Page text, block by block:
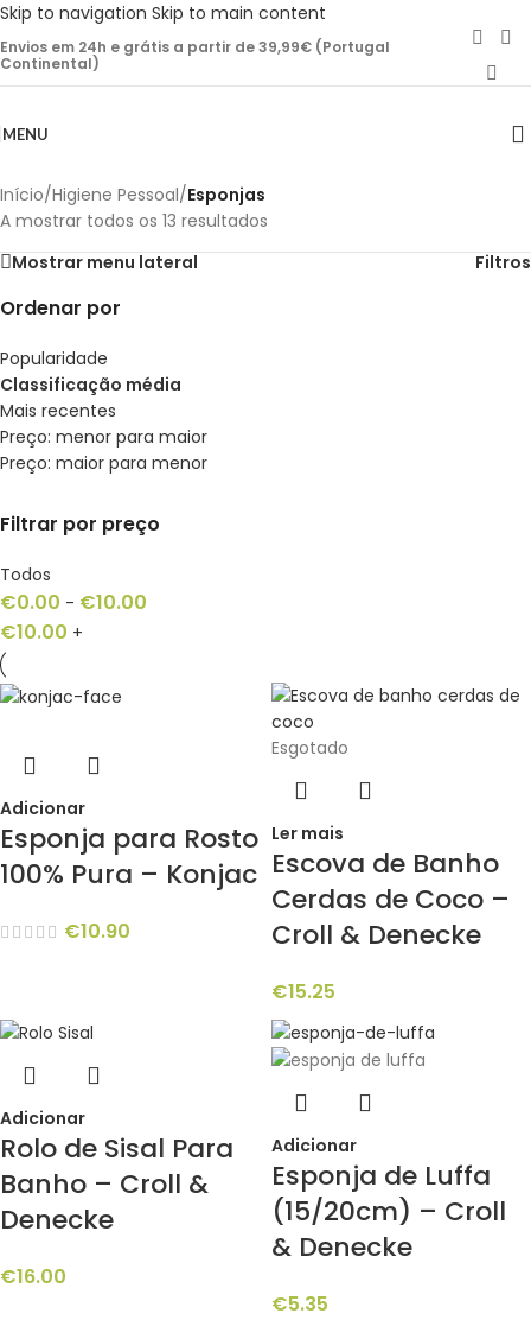
Skip to navigation Skip to main content
Envios em 24h e grátis a partir de 39,99€ (Portugal
Continental)
MENU
Início/Higiene Pessoal/Esponjas
A mostrar todos os 13 resultados
Mostrar menu lateral
Filtros
Ordenar por
Popularidade
Classificação média
Mais recentes
Preço: menor para maior
Preço: maior para menor
Filtrar por preço
Todos
€0.00 - €10.00
€10.00 +
Adicionar
Esponja para Rosto
100% Pura – Konjac
€10.90
Esgotado
Ler mais
Escova de Banho
Cerdas de Coco –
Croll & Denecke
€15.25
Adicionar
Rolo de Sisal Para
Banho – Croll &
Denecke
€16.00
Adicionar
Esponja de Luffa
(15/20cm) – Croll
& Denecke
€5.35